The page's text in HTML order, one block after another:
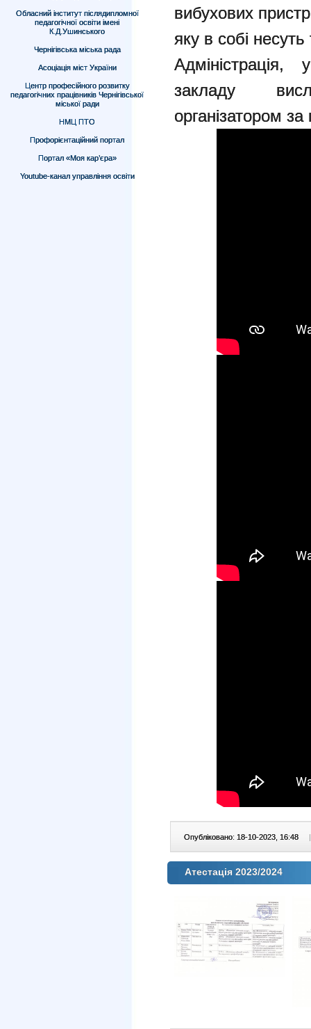
Обласний інститут післядипломної
педагогічної освіти імені
К.Д.Ушинського
Чернігівська міська рада
Асоціація міст України
Центр професійного розвитку
педагогічних працівників Чернігівської
міської ради
НМЦ ПТО
Профорієнтаційний портал
Портал «Моя кар’єра»
Youtube-канал управління освіти
вибухових
яку в собі несуть
закладу
організатором
Опубліковано: 18-10-2023, 16:48 |
Атестація 2023/2024